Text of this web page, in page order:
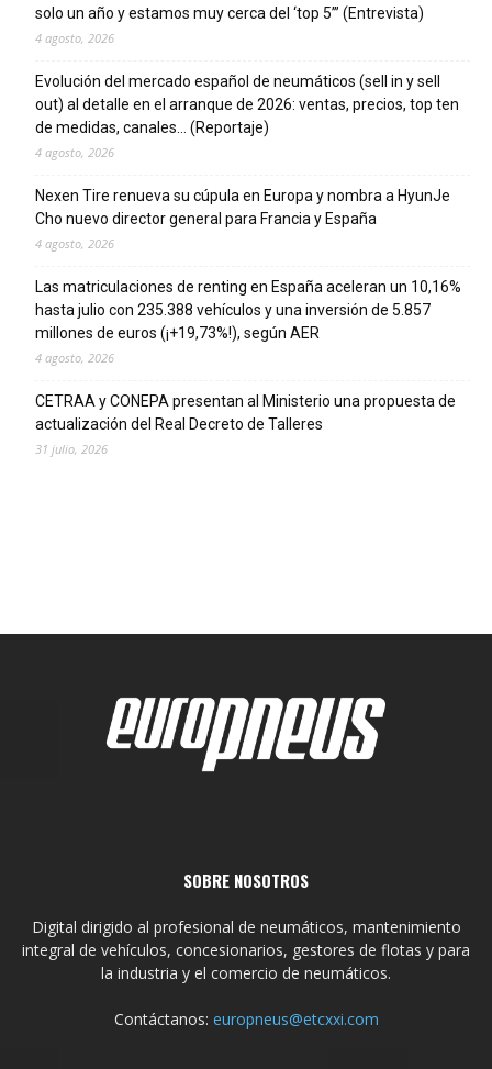
solo un año y estamos muy cerca del ‘top 5’” (Entrevista)
4 agosto, 2026
Evolución del mercado español de neumáticos (sell in y sell
out) al detalle en el arranque de 2026: ventas, precios, top ten
de medidas, canales… (Reportaje)
4 agosto, 2026
Nexen Tire renueva su cúpula en Europa y nombra a HyunJe
Cho nuevo director general para Francia y España
4 agosto, 2026
Las matriculaciones de renting en España aceleran un 10,16%
hasta julio con 235.388 vehículos y una inversión de 5.857
millones de euros (¡+19,73%!), según AER
4 agosto, 2026
CETRAA y CONEPA presentan al Ministerio una propuesta de
actualización del Real Decreto de Talleres
31 julio, 2026
SOBRE NOSOTROS
Digital dirigido al profesional de neumáticos, mantenimiento
integral de vehículos, concesionarios, gestores de flotas y para
la industria y el comercio de neumáticos.
Contáctanos: europneus@etcxxi.com